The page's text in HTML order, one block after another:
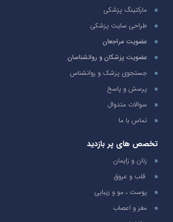
مارکتینگ پزشکی
طراحی سایت پزشکی
عضویت مراجعان
عضویت پزشکان و روانشناسان
جستجوی پزشک و روانشناس
پرسش و پاسخ
سوالات متدوال
تماس با ما
تخصص های پر بازدید
زنان و زایمان
قلب و عروق
پوست ، مو و زیبایی
مغز و اعصاب